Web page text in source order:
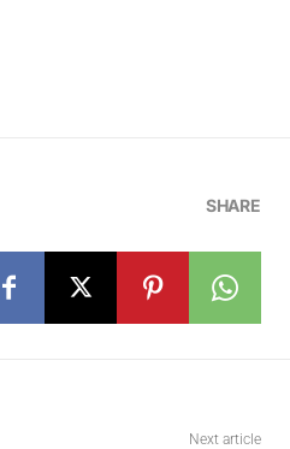
SHARE
Next article